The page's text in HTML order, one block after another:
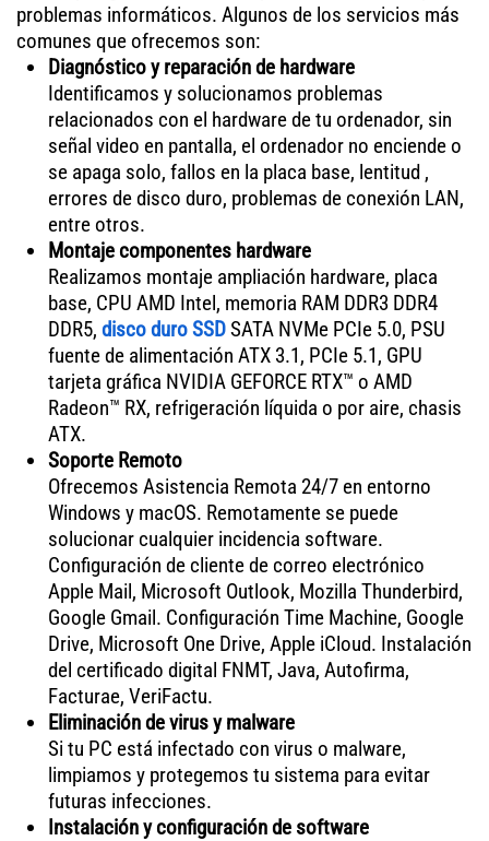
problemas informáticos. Algunos de los servicios más
comunes que ofrecemos son:
Diagnóstico y reparación de hardware
Identificamos y solucionamos problemas
relacionados con el hardware de tu ordenador, sin
señal video en pantalla, el ordenador no enciende o
se apaga solo, fallos en la placa base, lentitud ,
errores de disco duro, problemas de conexión LAN,
entre otros.
Montaje componentes hardware
Realizamos montaje ampliación hardware, placa
base, CPU AMD Intel, memoria RAM DDR3 DDR4
DDR5, disco duro SSDSATA NVMe PCIe 5.0, PSU
fuente de alimentación ATX 3.1, PCIe 5.1, GPU
tarjeta gráfica NVIDIA GEFORCE RTX™ o AMD
Radeon™ RX, refrigeración líquida o por aire, chasis
ATX.
Soporte Remoto
Ofrecemos Asistencia Remota 24/7 en entorno
Windows y macOS. Remotamente se puede
solucionar cualquier incidencia software.
Configuración de cliente de correo electrónico
Apple Mail, Microsoft Outlook, Mozilla Thunderbird,
Google Gmail. Configuración Time Machine, Google
Drive, Microsoft One Drive, Apple iCloud. Instalación
del certificado digital FNMT, Java, Autofirma,
Facturae, VeriFactu.
Eliminación de virus y malware
Si tu PC está infectado con virus o malware,
limpiamos y protegemos tu sistema para evitar
futuras infecciones.
Instalación y configuración de software